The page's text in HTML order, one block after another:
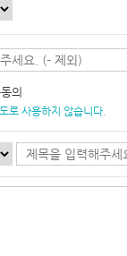
의
로 사용하지 않습니다.